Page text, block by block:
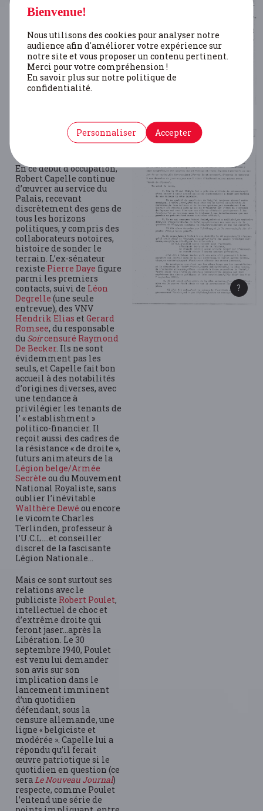
de ce moment, Robert
partisan du retour à une
forme de neutralisme
absolu, nonobstant
l’occupation allemande
comme l’illustre
notamment l’épisode dit
des «Instructions de
En ce début d’occupation,
Robert Capelle continue
d’œuvrer au service du
Palais, recevant
discrètement des gens de
tous les horizons
politiques, y compris des
collaborateurs notoires,
histoire de sonder le
terrain. L’ex-sénateur
rexiste Pierre Daye figure
parmi les premiers
contacts, suivi de Léon
Degrelle (une seule
entrevue), des VNV
Hendrik Elias etGerard
Romsee, du responsable
du Soircensuré Raymond
De Becker. Ils ne sont
évidemment pas les
seuls, et Capelle fait bon
accueil à des notabilités
d’origines diverses, avec
une tendance à
privilégier les tenants de
l’ « establishment »
politico-financier. Il
reçoit aussi des cadres de
la résistance « de droite »,
futurs animateurs de la
Légion belge/Armée
Secrète ou du Mouvement
National Royaliste, sans
oublier l’inévitable
Walthère Dewé ou encore
le vicomte Charles
Terlinden, professeur à
l’U.C.L….et conseiller
discret de la fascisante
Légion Nationale…
Mais ce sont surtout ses
relations avec le
publiciste Robert Poulet,
intellectuel de choc et
d’extrême droite qui
feront jaser…après la
Libération. Le 30
septembre 1940, Poulet
est venu lui demander
son avis sur son
implication dans le
lancement imminent
d’un quotidien
défendant, sous la
censure allemande, une
ligne « belgiciste et
modérée ». Capelle lui a
répondu qu’il ferait
œuvre patriotique si le
quotidien en question (ce
seraLe Nouveau Journal)
respecte, comme Poulet
l’entend une série de
Bienvenue!
Nous utilisons des cookies pour analyser notre
audience afin d'améliorer votre expérience sur
notre site et vous proposer un contenu pertinent.
Merci pour votre compréhension !
En savoir plus sur notre politique de
confidentialité.
Personnaliser Accepter